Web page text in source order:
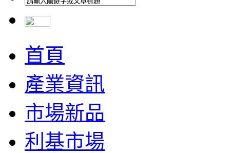
首頁
產業資訊
市場新品
利基市場